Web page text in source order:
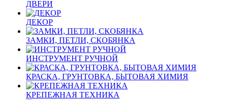
ДВЕРИ
ДЕКОР
ЗАМКИ, ПЕТЛИ, СКОБЯНКА
ИНСТРУМЕНТ РУЧНОЙ
КРАСКА, ГРУНТОВКА, БЫТОВАЯ ХИМИЯ
КРЕПЕЖНАЯ ТЕХНИКА